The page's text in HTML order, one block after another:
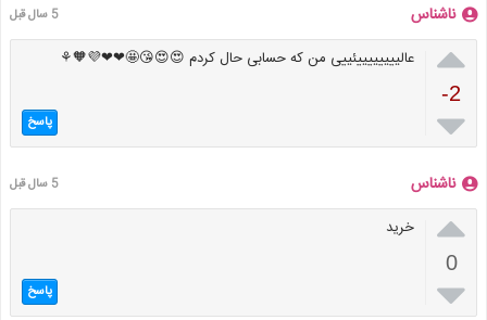
ناشناس 5 سال قبل

-2

عالییییییییئییی من که حسابی حال کردم 😍😍😘🤩❤❤💜🧡⚘
پاسخ
ناشناس 5 سال قبل

0

خرید
پاسخ